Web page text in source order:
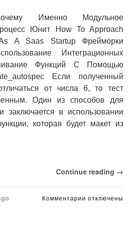
Именно Модульное
Юнит How To Approach
A Saas Startup Фрейморки
Интеграционных
Функций С Помощью
Если полученный
от числа 6, то тест
Один из способов для
заключается в использовании
которая будет макет из
Continue reading →
Комментарии котключены